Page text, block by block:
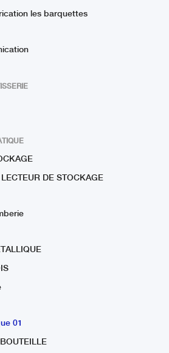
les barquettes
LECTEUR DE STOCKAGE
01